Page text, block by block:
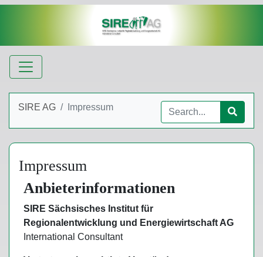
SIRE AG / Impressum
Impressum
Anbieterinformationen
SIRE Sächsisches Institut für
Regionalentwicklung und Energiewirtschaft AG
International Consultant